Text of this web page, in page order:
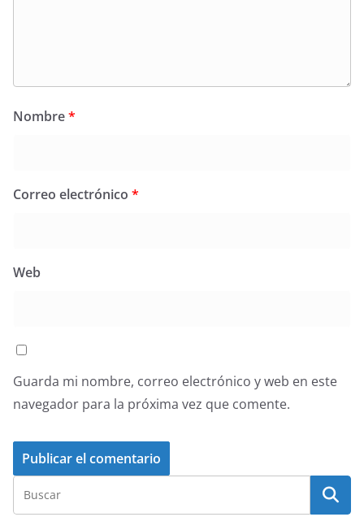
Nombre*
Correo electrónico *
Web
Guarda mi nombre, correo electrónico y web en este
navegador para la próxima vez que comente.